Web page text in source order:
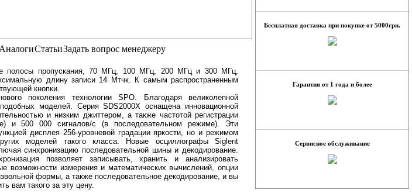
АналогиСтатьиЗадать вопрос менеджеру
полосы пропускания, 70 МГц, 100 МГц, 200 МГц и 300 МГц,
длину записи 14 Мтчк. К самым распространенным
кнопки.
поколения технологии SPO. Благодаря великолепной
моделей. Серия SDS2000X оснащена инновационной
и низким джиттером, а также частотой регистрации
и 500 000 сигналов/с (в последовательном режиме). Эти
дисплея 256-уровневой градации яркости, но и режимом
моделей такого класса. Новые осциллографы Siglent
синхронизацию последовательной шины и декодирование.
позволяет записывать, хранить и анализировать
возможности измерения и математических вычислений, опции
формы, а также последовательное декодирование, и вы
вам такого за эту цену.
Бесплатная доставка при покупке от 5000грн.
Гарантия от 1 года и более
Сервисное обслуживание